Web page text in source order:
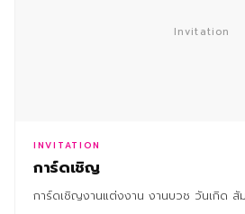
Invitation
INVITATION
การ์ดเชิญ
การ์ดเชิญงานแต่งงาน งานบวช วันเกิด